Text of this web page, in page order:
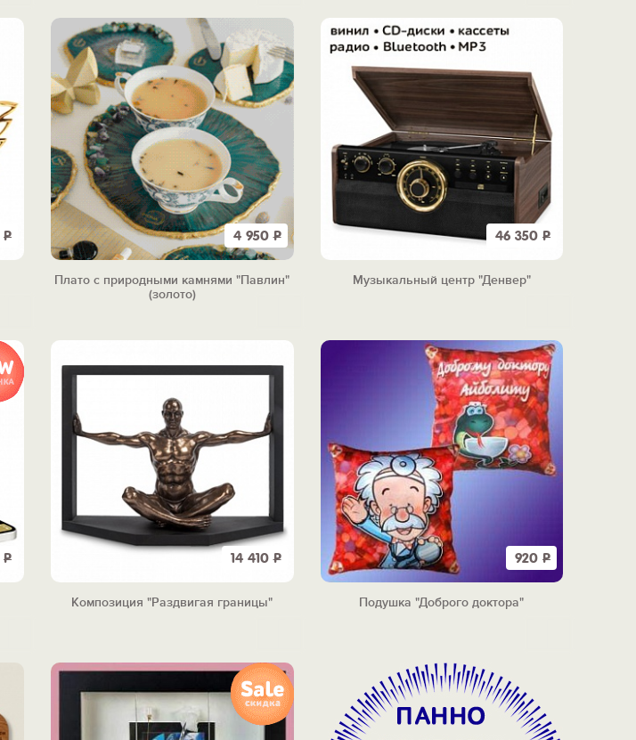
Р 4 950Р
Плато с природными камнями "Павлин"
(золото)
46 350 Р
Музыкальный центр "Денвер"
Р 14 410Р
Композиция "Раздвигая границы"
920 Р
Подушка "Доброго доктора"